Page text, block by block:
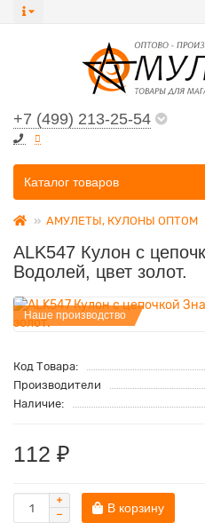
+7 (499) 213-25-54
Все категории
Каталог товаров
АМУЛЕТЫ, КУЛОНЫ ОПТОМ
ALK547 Кулон с
Водолей, цвет золот.
Наше производство
Код Товара:
Производители
Наличие:
112 ₽
В корзину